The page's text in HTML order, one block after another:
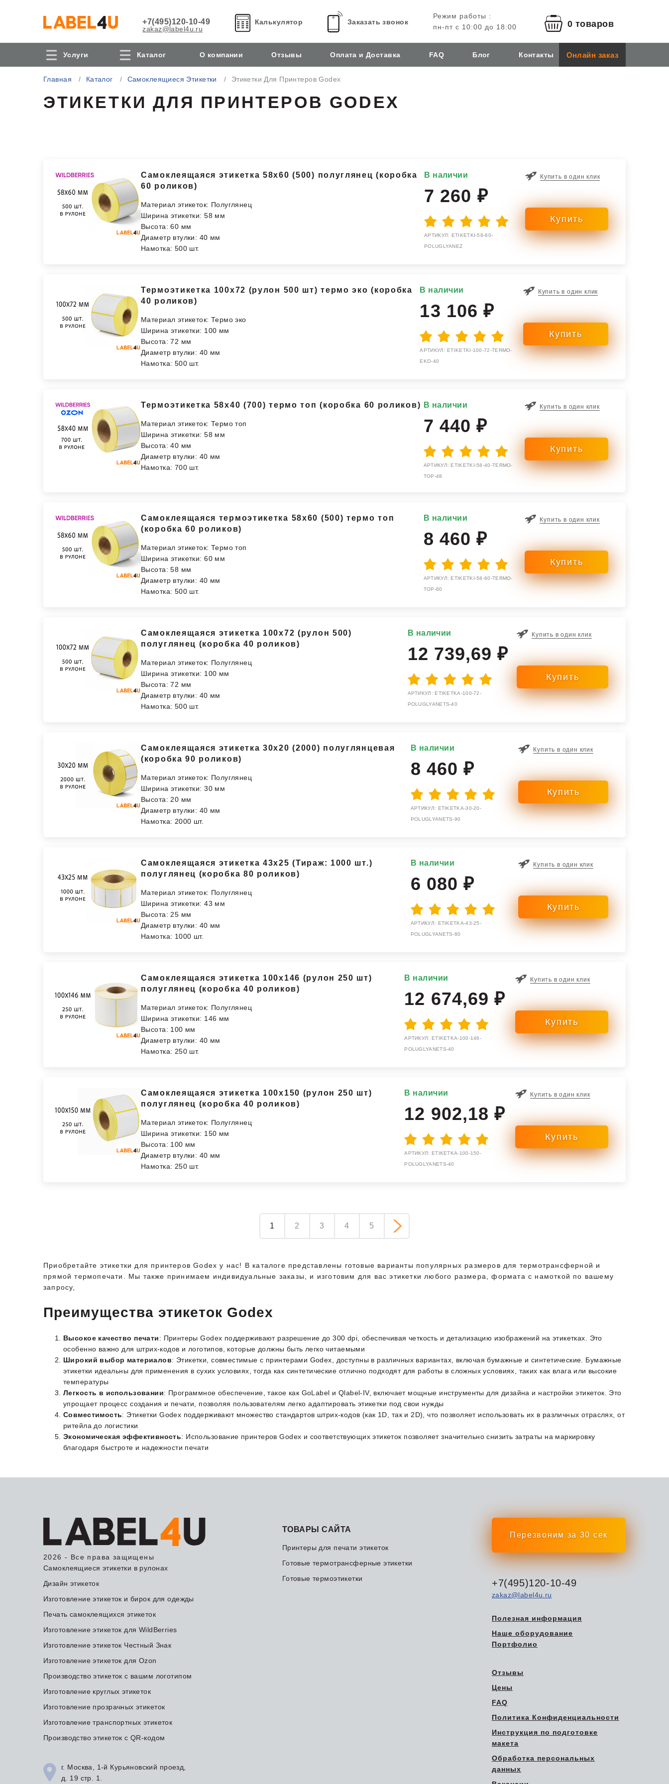
+7(495)120-10-49
zakaz@label4u.ru
Калькулятор Заказать звонок
Режим работы :
пн-пт с 10:00 до 18:00
0 товаров
Услуги Каталог О компании Отзывы Оплата и Доставка FAQ Блог Контакты Онлайн заказ
Главная Каталог Самоклеящиеся Этикетки Этикетки Для Принтеров Godex
ЭТИКЕТКИ ДЛЯ ПРИНТЕРОВ GODEX
Самоклеящаяся этикетка 58х60 (500) полуглянец (коробка
60 роликов)
Материал этикеток: Полуглянец
Ширина этикетки: 58 мм
Высота: 60 мм
Диаметр втулки: 40 мм
Намотка: 500 шт.
В наличии
7 260 ₽
АРТИКУЛ: ETIKETKI-58-60-
POLUGLYANEZ
Купить в один клик
Термоэтикетка 100x72 (рулон 500 шт) термо эко (коробка
40 роликов)
Материал этикеток: Термо эко
Ширина этикетки: 100 мм
Высота: 72 мм
Диаметр втулки: 40 мм
Намотка: 500 шт.
В наличии
13 106 ₽
АРТИКУЛ: ETIKETKI-100-72-TERMO-
EKO-40
Купить в один клик
Термоэтикетка 58x40 (700) термо топ (коробка 60 роликов)
Материал этикеток: Термо топ
Ширина этикетки: 58 мм
Высота: 40 мм
Диаметр втулки: 40 мм
Намотка: 700 шт.
В наличии
7 440 ₽
АРТИКУЛ: ETIKETKI-58-40-TERMO-
TOP-48
Купить в один клик
Самоклеящаяся термоэтикетка 58х60 (500) термо топ
(коробка 60 роликов)
Материал этикеток: Термо топ
Ширина этикетки: 60 мм
Высота: 58 мм
Диаметр втулки: 40 мм
Намотка: 500 шт.
В наличии
8 460 ₽
АРТИКУЛ: ETIKETKI-58-60-TERMO-
TOP-60
Купить в один клик
Самоклеящаяся этикетка 100x72 (рулон 500)
полуглянец (коробка 40 роликов)
Материал этикеток: Полуглянец
Ширина этикетки: 100 мм
Высота: 72 мм
Диаметр втулки: 40 мм
Намотка: 500 шт.
В наличии
12 739,69 ₽
АРТИКУЛ: ETIKETKA-100-72-
POLUGLYANETS-40
Купить в один клик
Самоклеящаяся этикетка 30x20 (2000) полуглянцевая
(коробка 90 роликов)
Материал этикеток: Полуглянец
Ширина этикетки: 30 мм
Высота: 20 мм
Диаметр втулки: 40 мм
Намотка: 2000 шт.
В наличии
8 460 ₽
АРТИКУЛ: ETIKETKA-30-20-
POLUGLYANETS-90
Купить в один клик
Самоклеящаяся этикетка 43х25 (Тираж: 1000 шт.)
полуглянец (коробка 80 роликов)
Материал этикеток: Полуглянец
Ширина этикетки: 43 мм
Высота: 25 мм
Диаметр втулки: 40 мм
Намотка: 1000 шт.
В наличии
6 080 ₽
АРТИКУЛ: ETIKETKA-43-25-
POLUGLYANETS-80
Купить в один клик
Самоклеящаяся этикетка 100x146 (рулон 250 шт)
полуглянец (коробка 40 роликов)
Материал этикеток: Полуглянец
Ширина этикетки: 146 мм
Высота: 100 мм
Диаметр втулки: 40 мм
Намотка: 250 шт.
В наличии
12 674,69 ₽
АРТИКУЛ: ETIKETKA-100-146-
POLUGLYANETS-40
Купить в один клик
Самоклеящаяся этикетка 100x150 (рулон 250 шт)
полуглянец (коробка 40 роликов)
Материал этикеток: Полуглянец
Ширина этикетки: 150 мм
Высота: 100 мм
Диаметр втулки: 40 мм
Намотка: 250 шт.
В наличии
12 902,18 ₽
АРТИКУЛ: ETIKETKA-100-150-
POLUGLYANETS-40
Купить в один клик
1 2 3 4 5
Приобретайте этикетки для принтеров Godex у нас! В каталоге представлены готовые варианты популярных размеров для термотрансферной и
прямой термопечати. Мы также принимаем индивидуальные заказы, и изготовим для вас этикетки любого размера, формата с намоткой по вашему
запросу,
Преимущества этикеток Godex
Высокое качество печати: Принтеры Godex поддерживают разрешение до 300 dpi, обеспечивая четкость и детализацию изображений на этикетках. Это
особенно важно для штрих-кодов и логотипов, которые должны быть легко читаемыми
Широкий выбор материалов: Этикетки, совместимые с принтерами Godex, доступны в различных вариантах, включая бумажные и синтетические. Бумажные
этикетки идеальны для применения в сухих условиях, тогда как синтетические отлично подходят для работы в сложных условиях, таких как влага или высокие
температуры
Легкость в использовании: Программное обеспечение, такое как GoLabel и Qlabel-IV, включает мощные инструменты для дизайна и настройки этикеток. Это
упрощает процесс создания и печати, позволяя пользователям легко адаптировать этикетки под свои нужды​
Совместимость: Этикетки Godex поддерживают множество стандартов штрих-кодов (как 1D, так и 2D), что позволяет использовать их в различных отраслях, от
ритейла до логистики​
Экономическая эффективность: Использование принтеров Godex и соответствующих этикеток позволяет значительно снизить затраты на маркировку
благодаря быстроте и надежности печати​
2026 - Все права защищены
Самоклеящиеся этикетки в рулонах
Дизайн этикеток
Изготовление этикеток и бирок для одежды
Печать самоклеящихся этикеток
Изготовление этикеток для WildBerries
Изготовление этикеток Честный Знак
Изготовление этикеток для Ozon
Производство этикеток с вашим логотипом
Изготовление круглых этикеток
Изготовление прозрачных этикеток
Изготовление транспортных этикеток
Производство этикеток с QR-кодом
г. Москва, 1-й Курьяновский проезд,
д. 19 стр. 1.
ТОВАРЫ САЙТА
Принтеры для печати этикеток
Готовые термотрансферные этикетки
Готовые термоэтикетки
Перезвоним за 30 сек
+7(495)120-10-49
zakaz@label4u.ru
Полезная информация
Наше оборудование
Портфолио
Отзывы
Цены
FAQ
Политика Конфиденциальности
Инструкция по подготовке
макета
Обработка персональных
данных